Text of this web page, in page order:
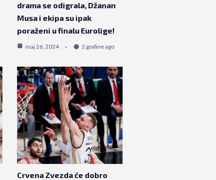
drama se odigrala, Džanan
Musa i ekipa su ipak
poraženi u finalu Eurolige!
maj 26, 2024 2 godine ago
Crvena Zvezda će dobro